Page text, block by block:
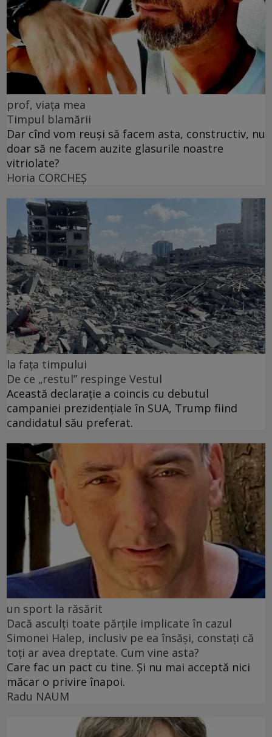
prof, viața mea
Timpul blamării
Dar cînd vom reuși să facem asta, constructiv, nu
doar să ne facem auzite glasurile noastre
vitriolate?
Horia CORCHEŞ
la fața timpului
De ce „restul” respinge Vestul
Această declarație a coincis cu debutul
campaniei prezidențiale în SUA, Trump fiind
candidatul său preferat.
un sport la răsărit
Dacă asculți toate părțile implicate în cazul
Simonei Halep, inclusiv pe ea însăși, constați că
toți ar avea dreptate. Cum vine asta?
Care fac un pact cu tine. Și nu mai acceptă nici
măcar o privire înapoi.
Radu NAUM